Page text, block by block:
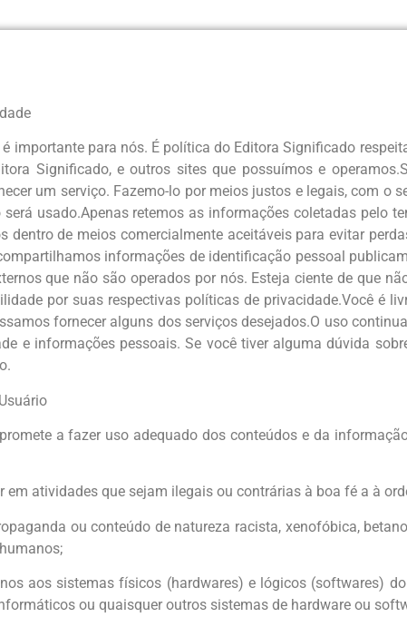
importante para nós. É política do Editora Significado
Significado, e outros sites que possuímos e
um serviço. Fazemo-lo por meios justos e legais, com
usado.Apenas retemos as informações coletadas pelo
dentro de meios comercialmente aceitáveis ​​para evitar
informações de identificação pessoal
que não são operados por nós. Esteja ciente de que
por suas respectivas políticas de privacidade.Você é
fornecer alguns dos serviços desejados.O uso
e informações pessoais. Se você tiver alguma dúvida
a fazer uso adequado dos conteúdos e da
em atividades que sejam ilegais ou contrárias à boa fé a à
ou conteúdo de natureza racista, xenofóbica,
aos sistemas físicos (hardwares) e lógicos (softwares)
ou quaisquer outros sistemas de hardware ou